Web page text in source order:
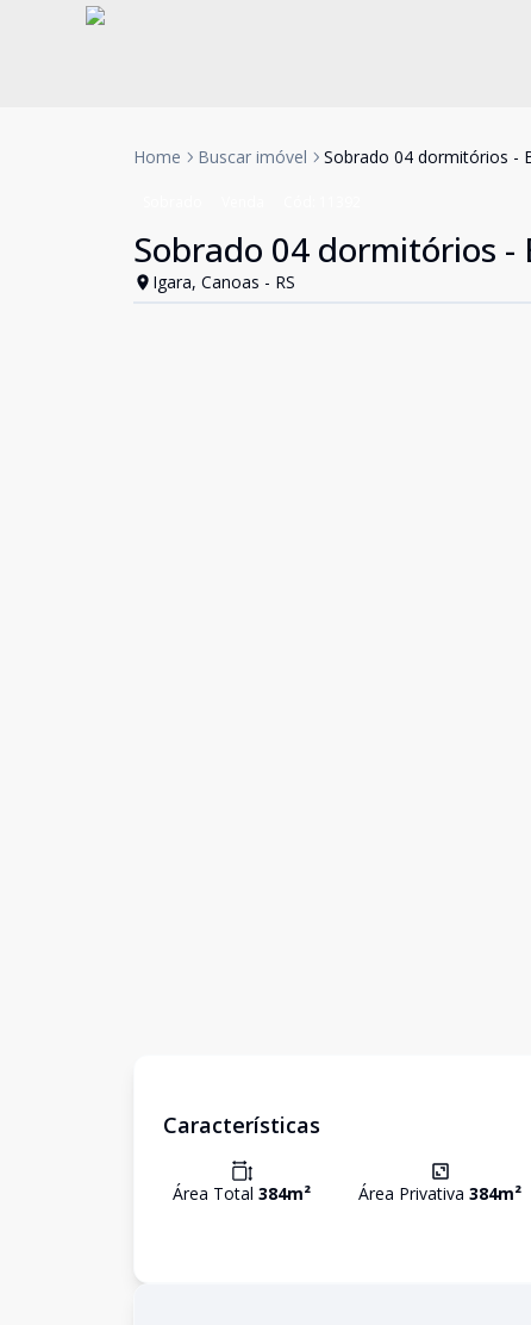
Home Buscar imóvel Sobrado 04 dormitórios -
Sobrado 04 dormitórios -
Igara, Canoas - RS
Características
Área Total 384m² Área Privativa384m²